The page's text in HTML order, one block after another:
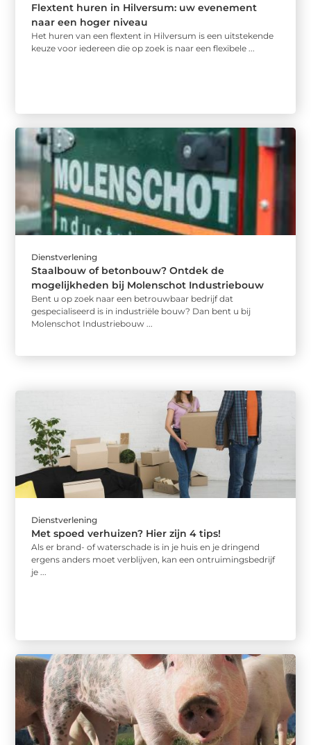
Flextent huren in Hilversum: uw evenement
naar een hoger niveau
Het huren van een flextent in Hilversum is een uitstekende
keuze voor iedereen die op zoek is naar een flexibele ...
Dienstverlening
Staalbouw of betonbouw? Ontdek de
mogelijkheden bij Molenschot Industriebouw
Bent u op zoek naar een betrouwbaar bedrijf dat
gespecialiseerd is in industriële bouw? Dan bent u bij
Molenschot Industriebouw ...
Dienstverlening
Met spoed verhuizen? Hier zijn 4 tips!
Als er brand- of waterschade is in je huis en je dringend
ergens anders moet verblijven, kan een ontruimingsbedrijf
je ...